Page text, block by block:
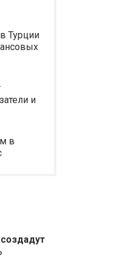
Турции
и
в